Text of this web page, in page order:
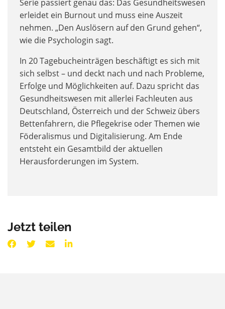
Serie passiert genau das: Das Gesundheitswesen
erleidet ein Burnout und muss eine Auszeit
nehmen. „Den Auslösern auf den Grund gehen“,
wie die Psychologin sagt.
In 20 Tagebucheinträgen beschäftigt es sich mit
sich selbst – und deckt nach und nach Probleme,
Erfolge und Möglichkeiten auf. Dazu spricht das
Gesundheitswesen mit allerlei Fachleuten aus
Deutschland, Österreich und der Schweiz übers
Bettenfahrern, die Pflegekrise oder Themen wie
Föderalismus und Digitalisierung. Am Ende
entsteht ein Gesamtbild der aktuellen
Herausforderungen im System.
Jetzt teilen